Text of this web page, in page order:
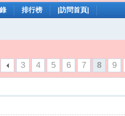
排行榜 |訪問首頁|
3 4 5 6 7 8 9